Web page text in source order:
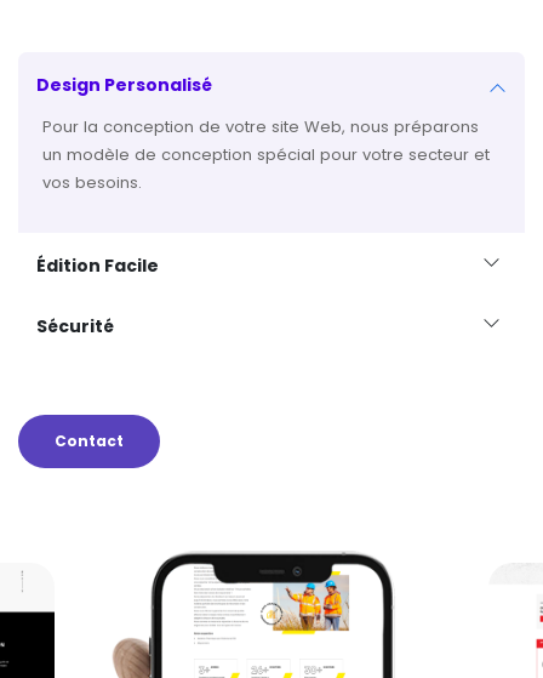
Design Personalisé
Pour la conception de votre site Web, nous préparons
un modèle de conception spécial pour votre secteur et
vos besoins.
Édition Facile
Sécurité
Contact